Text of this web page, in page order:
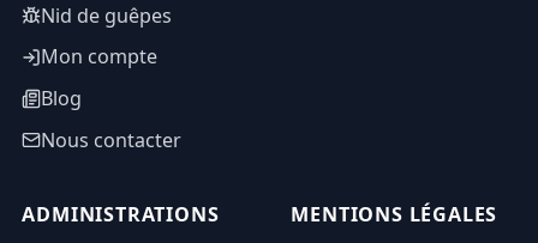
Nid de guêpes
Mon compte
Blog
Nous contacter
ADMINISTRATIONS
MENTIONS LÉGALES